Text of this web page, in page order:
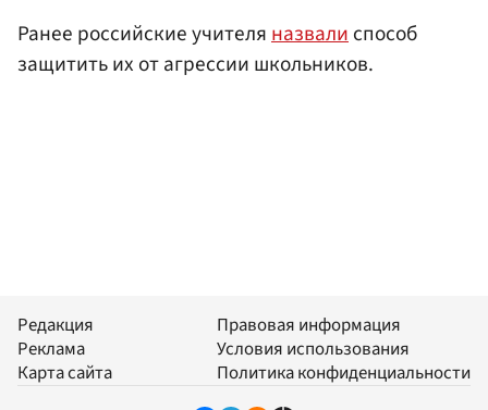
Ранее российские учителяназвалиспособ
защитить их от агрессии школьников.
Редакция
Реклама
Карта сайта
Правовая информация
Условия использования
Политика конфиденциальности